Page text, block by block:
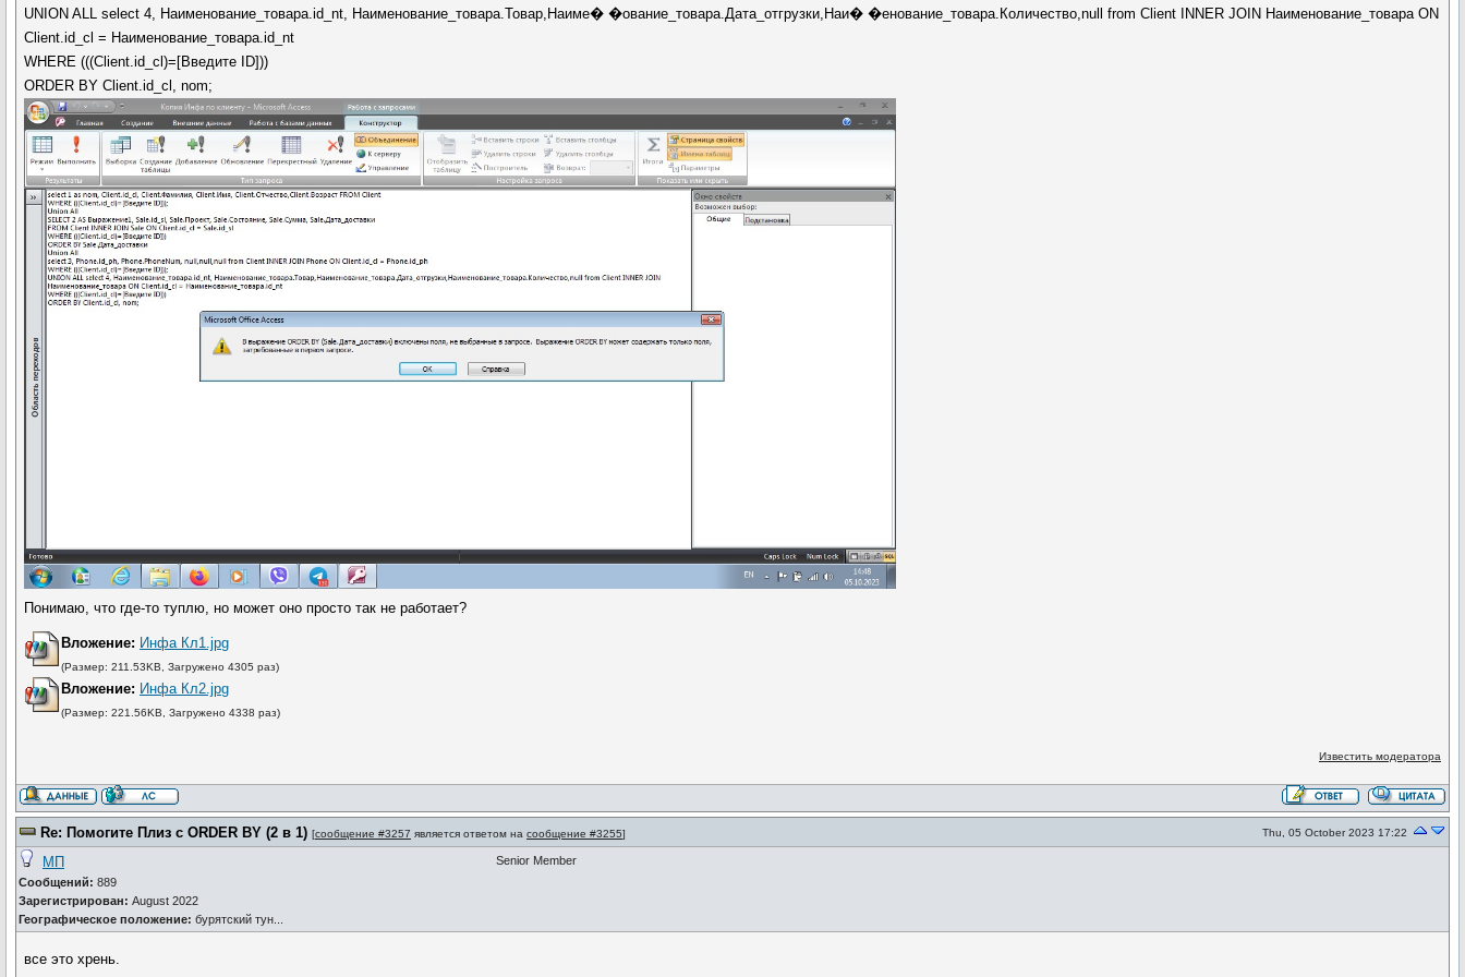
UNION ALL select 4, Наименование_товара.id_nt, Наименование_товара.Товар,Наиме� �ование_товара.Дата_отгрузки,Наи� �енование_товара.Количество,null from Client INNER JOIN Наименование_товара ON
Client.id_cl = Наименование_товара.id_nt
WHERE (((Client.id_cl)=[Введите ID]))
ORDER BY Client.id_cl, nom;
Понимаю, что где-то туплю, но может оно просто так не работает?
Вложение: Инфа Кл1.jpg
(Размер: 211.53KB, Загружено 4305 раз)
Вложение: Инфа Кл2.jpg
(Размер: 221.56KB, Загружено 4338 раз)
Известить модератора
Re: Помогите Плиз с ORDER BY (2 в 1) [сообщение #3257 является ответом на сообщение #3255] Thu, 05 October 2023 17:22
МП
Сообщений: 889
Зарегистрирован: August 2022
Географическое положение: бурятский тун...
Senior Member
все это хрень.